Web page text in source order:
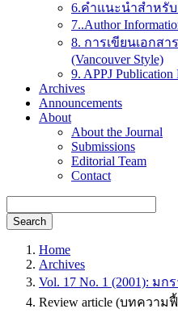
6.คำแนะนำสำหรั
7..Author
8. การเขียนเอกส
(Vancouver Style)
9. APPJ Publication
Archives
Announcements
About
About the Journal
Submissions
Editorial Team
Contact
Search
Home
Archives
Vol. 17 No. 1 (2001): มก
Review article (บทควา